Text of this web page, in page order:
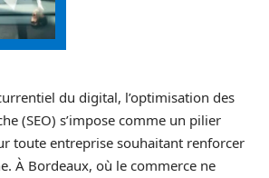
du digital, l’optimisation des
(SEO) s’impose comme un pilier
toute entreprise souhaitant renforcer
À Bordeaux, où le commerce ne